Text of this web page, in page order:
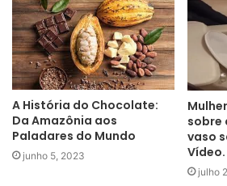
A História do Chocolate:
Da Amazônia aos
Paladares do Mundo
junho 5, 2023
sobre
vaso
Vídeo.
julho